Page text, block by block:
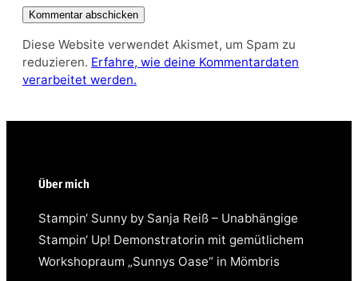
Diese Website verwendet Akismet, um Spam zu
reduzieren. Erfahre, wie deine Kommentardaten
verarbeitet werden.
Über mich
Stampin‘ Sunny by Sanja Reiß – Unabhängige
Stampin‘ Up! Demonstratorin mit gemütlichem
Workshopraum „Sunnys Oase“ in Mömbris